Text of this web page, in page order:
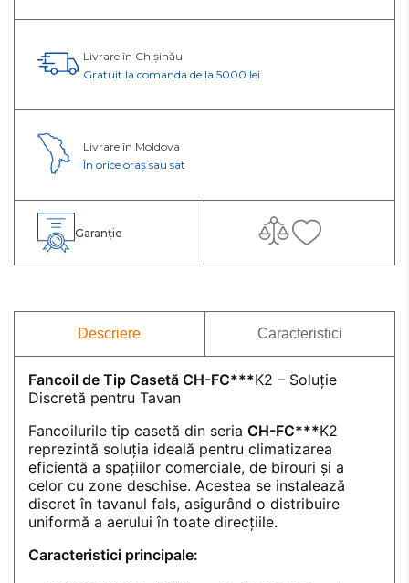
Livrare în Chișinău
Gratuit la comanda de la 5000 lei
Livrare în Moldova
În orice oraș sau sat
Garanție
Descriere Caracteristici
Fancoil de Tip Casetă CH-FC***K2 – Soluție
Discretă pentru Tavan
Fancoilurile tip casetă din seria CH-FC***K2
reprezintă soluția ideală pentru climatizarea
eficientă a spațiilor comerciale, de birouri și a
celor cu zone deschise. Acestea se instalează
discret în tavanul fals, asigurând o distribuire
uniformă a aerului în toate direcțiile.
Caracteristici principale: